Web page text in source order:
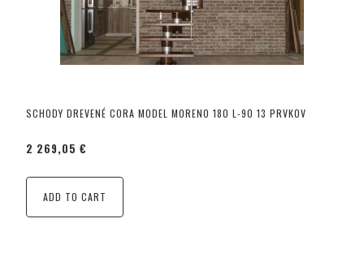
SCHODY DREVENÉ CORA MODEL MORENO 180 L-90 13 PRVKOV
2 269,05 €
ADD TO CART